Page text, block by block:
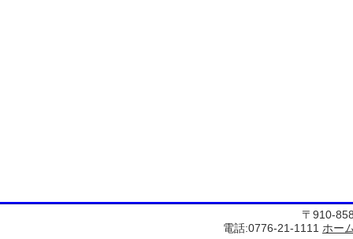
〒910-
電話:0776-21-1111 ホー